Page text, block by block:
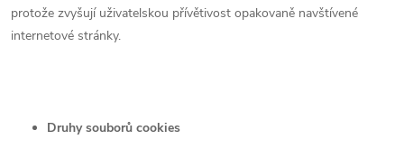
protože zvyšují uživatelskou přívětivost opakovaně navštívené
internetové stránky.
Druhy souborů cookies